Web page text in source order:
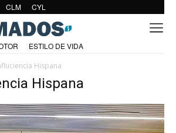
CLM CYL
ESTILO DE VIDA
Hispana
Hispana